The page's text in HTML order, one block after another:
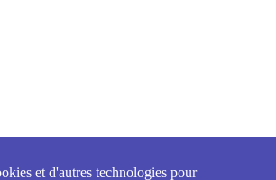
et d'autres technologies pour